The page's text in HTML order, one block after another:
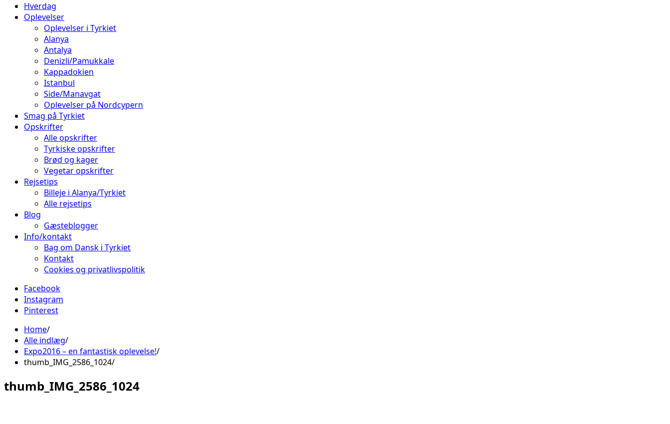
Hverdag
Oplevelser
Oplevelser i Tyrkiet
Alanya
Antalya
Denizli/Pamukkale
Kappadokien
Istanbul
Side/Manavgat
Oplevelser på Nordcypern
Smag på Tyrkiet
Opskrifter
Alle opskrifter
Tyrkiske opskrifter
Brød og kager
Vegetar opskrifter
Rejsetips
Billeje i Alanya/Tyrkiet
Alle rejsetips
Blog
Gæsteblogger
Info/kontakt
Bag om Dansk i Tyrkiet
Kontakt
Cookies og privatlivspolitik
Facebook
Instagram
Pinterest
Home
Alle indlæg
Expo2016 – en fantastisk oplevelse!
thumb_IMG_2586_1024
thumb_IMG_2586_1024